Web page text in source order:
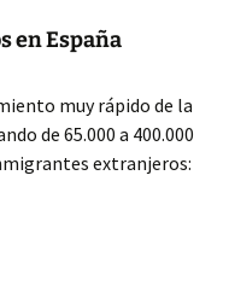
en España
muy rápido de la
de 65.000 a 400.000
extranjeros: